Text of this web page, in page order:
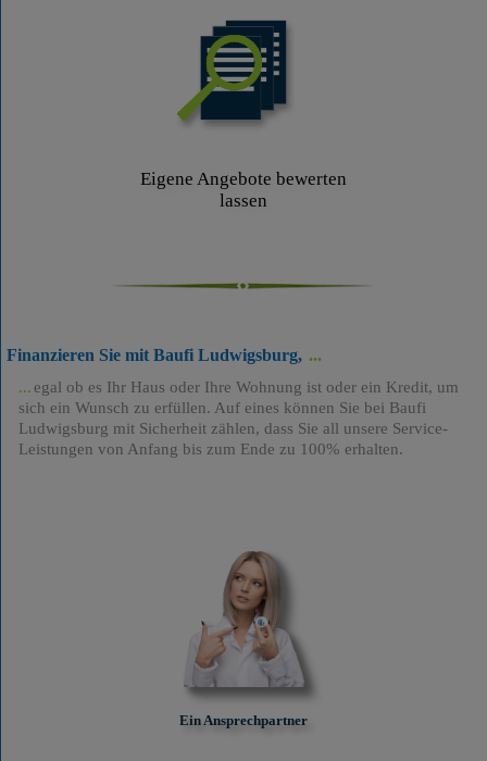
Eigene Angebote bewerten
lassen
Finanzieren Sie mit Baufi Ludwigsburg,
egal ob es Ihr Haus oder Ihre Wohnung ist oder ein Kredit, um
sich ein Wunsch zu erfüllen. Auf eines können Sie bei Baufi
Ludwigsburg mit Sicherheit zählen, dass Sie all unsere Service-
Leistungen von Anfang bis zum Ende zu 100% erhalten.
Ein Ansprechpartner